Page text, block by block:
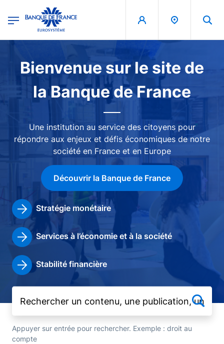
Banque de France - Menu Principal
Bienvenue sur le site de
la Banque de France
Une institution au service des citoyens pour
répondre aux enjeux et défis économiques de notre
société en France et en Europe
Découvrir la Banque de France
Stratégie monétaire
Services à l’économie et à la société
Stabilité financière
Appuyer sur entrée pour rechercher. Exemple : droit au
compte